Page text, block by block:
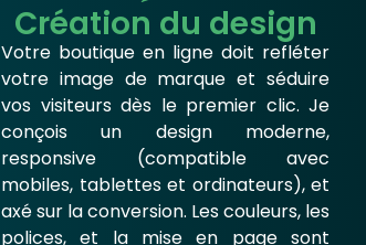
Création du design
Votre boutique en ligne doit refléter
votre image de marque et séduire
vos visiteurs dès le premier clic. Je
conçois un design moderne,
responsive (compatible avec
mobiles, tablettes et ordinateurs), et
axé sur la conversion. Les couleurs, les
polices, et la mise en page sont